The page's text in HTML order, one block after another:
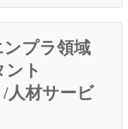
ンプラ領域
ント
/人材サービ